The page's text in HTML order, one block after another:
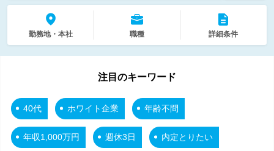
勤務地・本社 職種 詳細条件
注目のキーワード
40代 ホワイト企業 年齢不問
年収1,000万円 週休3日 内定とりたい